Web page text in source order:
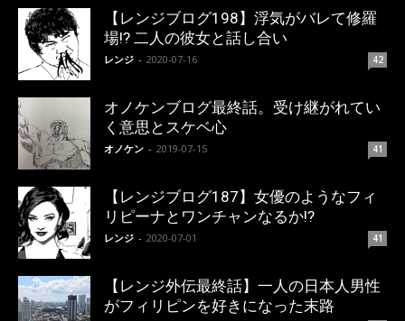
【レンジブログ198】浮気がバレて修羅
場!? 二人の彼女と話し合い
レンジ - 2020-07-16 42
オノケンブログ最終話。受け継がれてい
く意思とスケベ心
オノケン - 2019-07-15 41
【レンジブログ187】女優のようなフィ
リピーナとワンチャンなるか!?
レンジ - 2020-07-01 41
【レンジ外伝最終話】一人の日本人男性
がフィリピンを好きになった末路